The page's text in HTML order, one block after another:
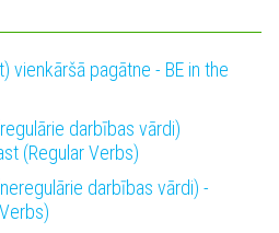
vienkāršā pagātne - BE in the
darbības vārdi)
(Regular Verbs)
darbības vārdi) -